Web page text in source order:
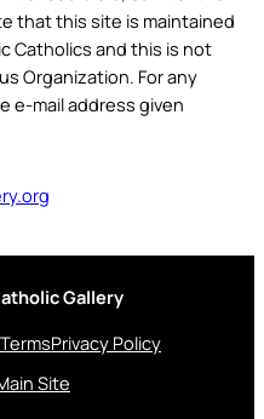
that this site is maintained
Catholics and this is not
Organization. For any
e-mail address given
Gallery
TermsPrivacy Policy
Site